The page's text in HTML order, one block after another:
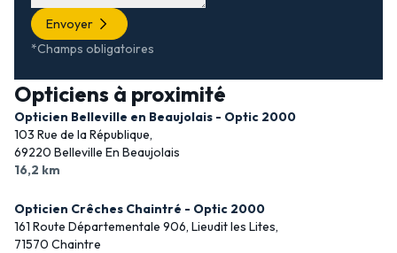
Envoyer
*Champs obligatoires
Opticiens à proximité
Opticien Belleville en Beaujolais - Optic 2000
103 Rue de la République,
69220 Belleville En Beaujolais
16,2 km
Opticien Crêches Chaintré - Optic 2000
161 Route Départementale 906, Lieudit les Lites,
71570 Chaintre